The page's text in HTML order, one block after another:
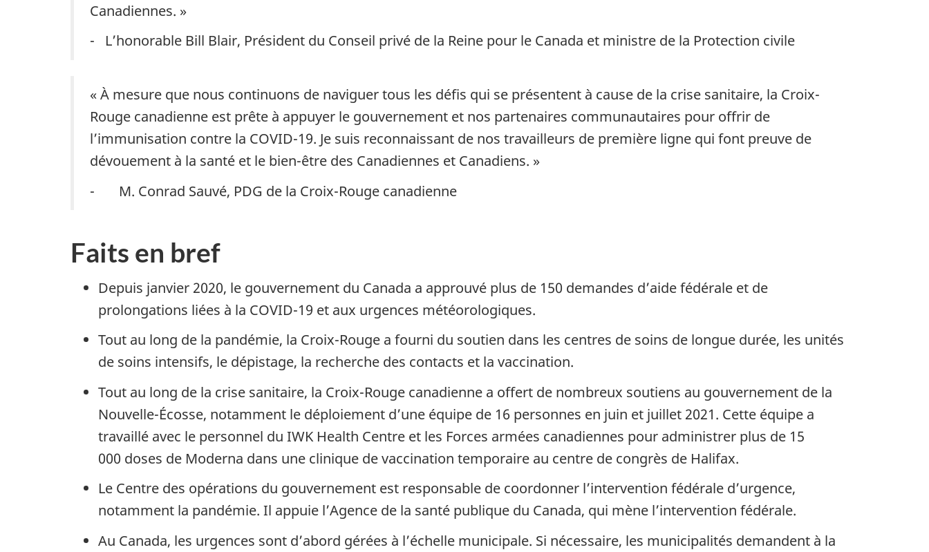
Canadiennes. »
- L’honorable Bill Blair, Président du Conseil privé de la Reine pour le Canada et ministre de la Protection civile
« À mesure que nous continuons de naviguer tous les défis qui se présentent à cause de la crise sanitaire, la Croix-
Rouge canadienne est prête à appuyer le gouvernement et nos partenaires communautaires pour offrir de
l’immunisation contre la COVID-19. Je suis reconnaissant de nos travailleurs de première ligne qui font preuve de
dévouement à la santé et le bien-être des Canadiennes et Canadiens. »
- M. Conrad Sauvé, PDG de la Croix-Rouge canadienne
Faits en bref
Depuis janvier 2020, le gouvernement du Canada a approuvé plus de 150 demandes d’aide fédérale et de
prolongations liées à la COVID-19 et aux urgences météorologiques.
Tout au long de la pandémie, la Croix-Rouge a fourni du soutien dans les centres de soins de longue durée, les unités
de soins intensifs, le dépistage, la recherche des contacts et la vaccination.
Tout au long de la crise sanitaire, la Croix-Rouge canadienne a offert de nombreux soutiens au gouvernement de la
Nouvelle-Écosse, notamment le déploiement d’une équipe de 16 personnes en juin et juillet 2021. Cette équipe a
travaillé avec le personnel du IWK Health Centre et les Forces armées canadiennes pour administrer plus de 15
000 doses de Moderna dans une clinique de vaccination temporaire au centre de congrès de Halifax.
Le Centre des opérations du gouvernement est responsable de coordonner l’intervention fédérale d’urgence,
notamment la pandémie. Il appuie l’Agence de la santé publique du Canada, qui mène l’intervention fédérale.
Au Canada, les urgences sont d’abord gérées à l’échelle municipale. Si nécessaire, les municipalités demandent à la